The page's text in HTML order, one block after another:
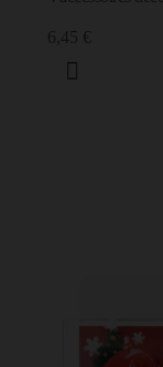
6,45 €